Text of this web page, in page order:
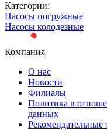
Категории:
Насосы погружные
Насосы колодезные
Компания
О нас
Новости
Филиалы
Политика в
данных
Рекомендательные